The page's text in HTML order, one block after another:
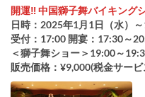
開運‼ 中国獅子舞バイキング
日時：2025年1月1日（水）～
受付：17:00 開宴：17:30～
＜獅子舞ショー＞19:00～
販売価格：¥9,000(税金サー